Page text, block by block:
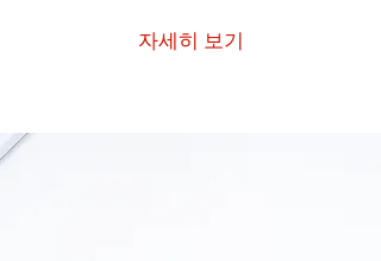
자세히 보기